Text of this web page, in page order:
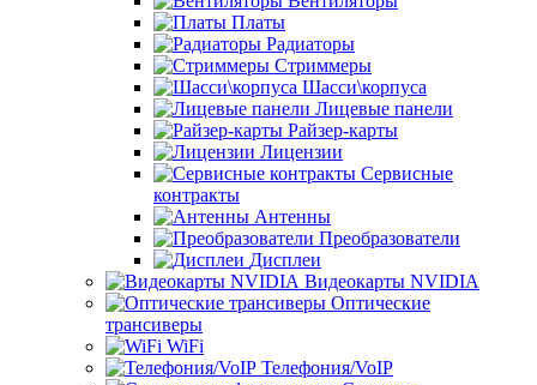
Платы
Радиаторы
Стриммеры
Шасси\корпуса
Лицевые панели
Райзер-карты
Лицензии
Сервисные
контракты
Антенны
Преобразователи
Дисплеи
Видеокарты NVIDIA
Оптические
трансиверы
WiFi
Телефония/VoIP